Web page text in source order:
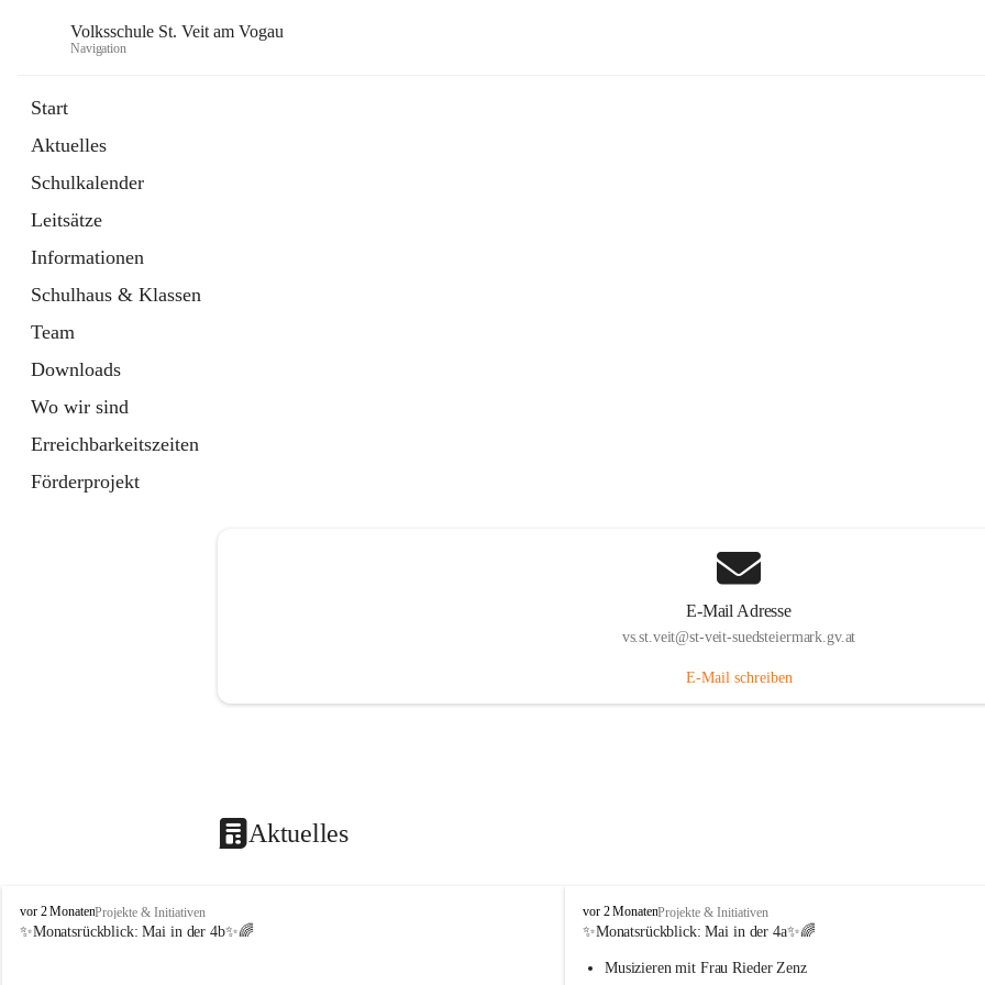
Volksschule St. Veit am Vogau
Navigation
Start
Aktuelles
Schulkalender
Leitsätze
Informationen
Schulhaus & Klassen
Team
Downloads
Wo wir sind
Erreichbarkeitszeiten
Förderprojekt
E-Mail Adresse
vs.st.veit@st-veit-suedsteiermark.gv.at
E-Mail schreiben
Aktuelles
V
o
vor 2 MonatenProjekte & Initiativen
✨Monatsrückblick: Mai in der 4b✨🌈
V
o
k
vor 2 MonatenProjekte & Initiativen
✨Monatsrückblick: Mai in der 4a✨🌈
Musizieren mit Frau Rieder Zenz